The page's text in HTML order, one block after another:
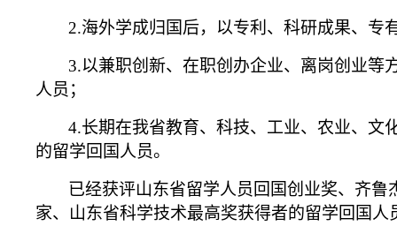
2.海外学成归国后，以专利、科研成果、专
3.以兼职创新、在职创办企业、离岗创业等
人员；
4.长期在我省教育、科技、工业、农业、文
的留学回国人员。
已经获评山东省留学人员回国创业奖、齐
家、山东省科学技术最高奖获得者的留学回国